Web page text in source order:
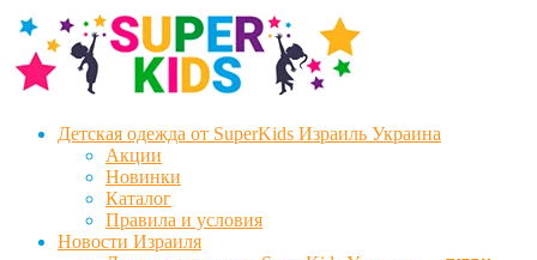
Перейти
навигации
Перейти
содержимому
Детская одежда от SuperKids Израиль Украина
Акции
Новинки
Каталог
Правила и условия
Новости Израиля